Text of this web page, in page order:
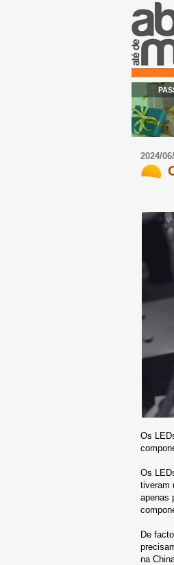
2024/
Os
Os
tiveram
apenas
De
na